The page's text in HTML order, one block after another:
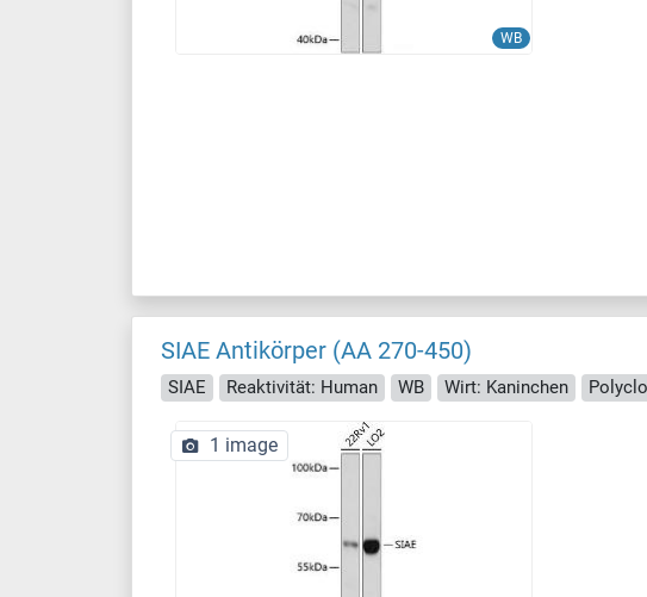
WB
SIAE Antikörper (AA 270-450)
SIAE Reaktivität: Human WB Wirt: Kaninchen
1 image